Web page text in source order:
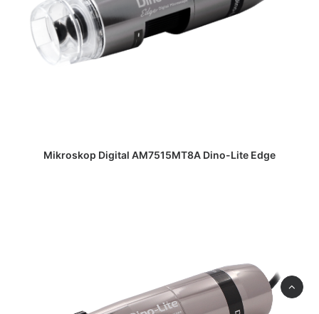
DAPATKAN PENAWARAN HARGA
Mikroskop Digital AM7515MT8A Dino-Lite Edge